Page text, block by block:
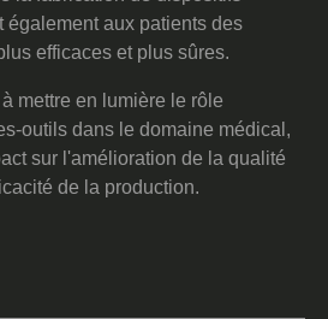
également aux patients des
efficaces et plus sûres.
mettre en lumière le rôle
outils dans le domaine médical,
sur l'amélioration de la qualité
de la production.